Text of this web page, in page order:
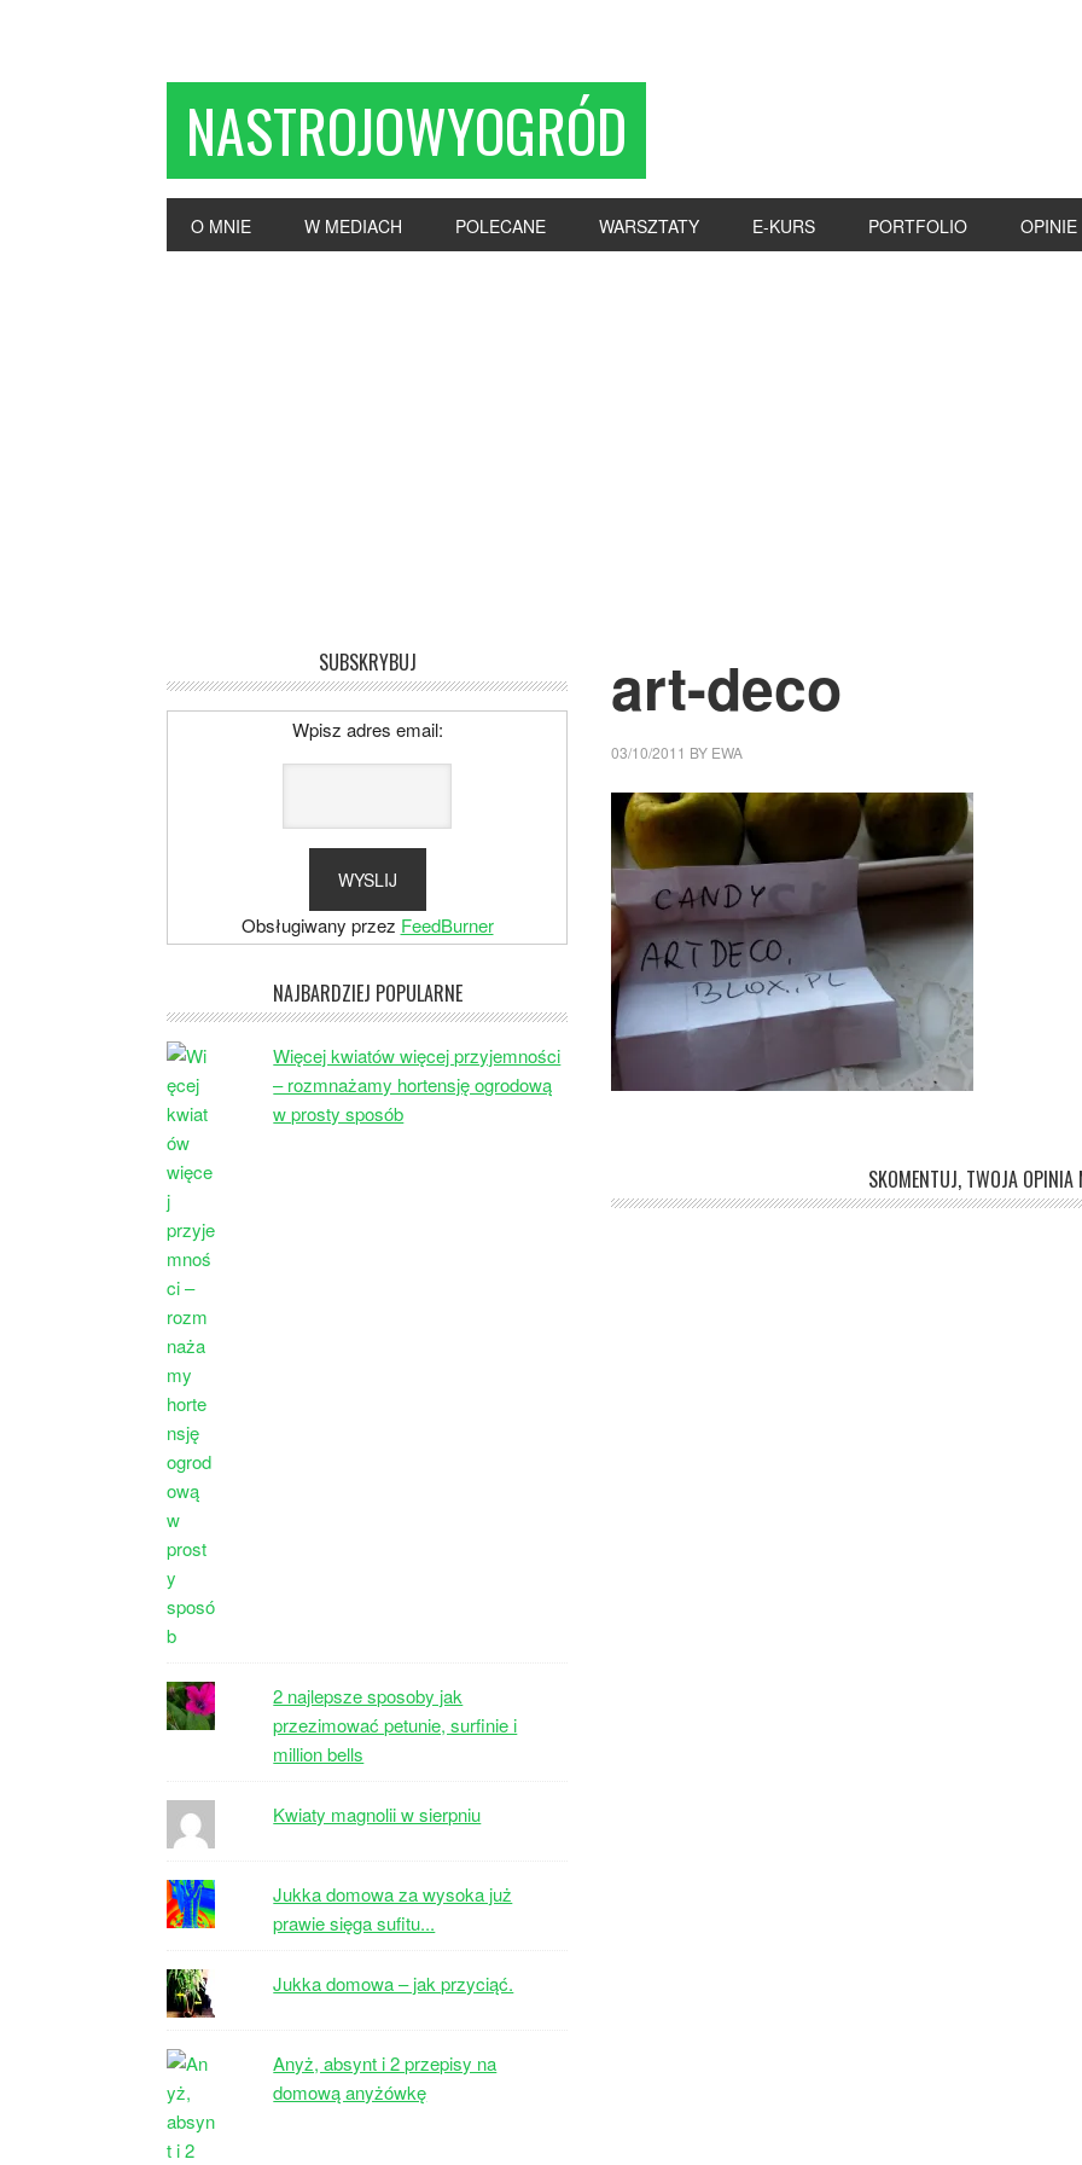
NASTROJOWYOGRÓD
O MNIE W MEDIACH POLECANE WARSZTATY E-KURS PORTFOLIO OPINIE
art-deco
03/10/2011 BY EWA
SKOMENTUJ, TWOJA OPINIA
SUBSKRYBUJ
Wpisz adres email:
Obsługiwany przez FeedBurner
NAJBARDZIEJ POPULARNE
Więcej kwiatów więcej przyjemności
– rozmnażamy hortensję ogrodową
w prosty sposób
2 najlepsze sposoby jak
przezimować petunie, surfinie i
million bells
Kwiaty magnolii w sierpniu
Jukka domowa za wysoka już
prawie sięga sufitu...
Jukka domowa – jak przyciąć.
Anyż, absynt i 2 przepisy na
domową anyżówkę